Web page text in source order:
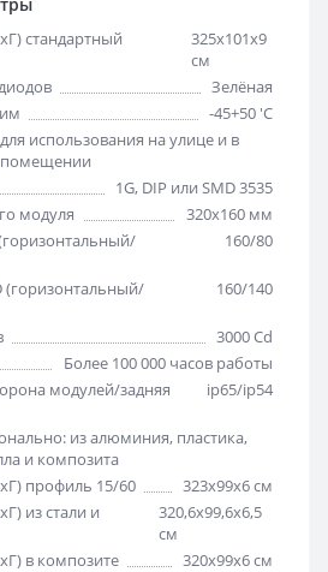
стандартный
325х101х9
см
Зелёная
-45+50 'C
для использования на улице и в
помещении
1G, DIP или SMD 3535
модуля
320х160 мм
160/80
(горизонтальный/
160/140
3000 Cd
Более 100 000 часов работы
модулей/задняя
ip65/ip54
из алюминия, пластика,
и композита
профиль 15/60
323х99х6 см
из стали и
320,6х99,6х6,5
см
в композите
320х99х6 см